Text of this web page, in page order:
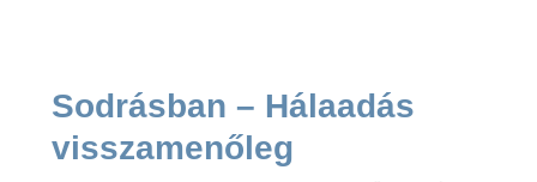
Sodrásban – Hálaadás
visszamenőleg